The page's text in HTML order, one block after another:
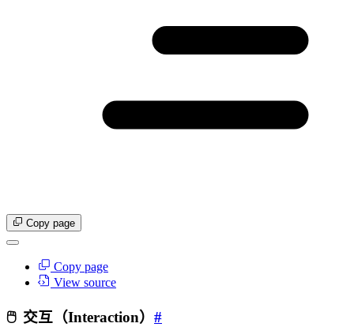
Copy page
Copy page
View source
🖱️ 交互（Interaction） #